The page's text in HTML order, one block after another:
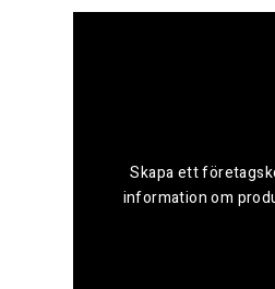
Skapa ett
information om